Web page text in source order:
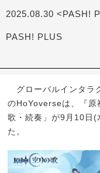
2025.08.30 <PASH!
PASH! PLUS
グローバルインタラ
のHoYoverseは、『
歌・続奏」が9月10日(
た。